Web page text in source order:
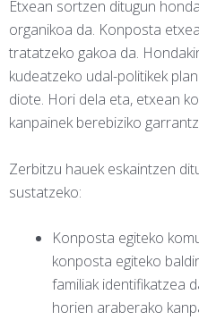
Etxean sortzen ditugun
organikoa da. Konposta
tratatzeko gakoa da.
kudeatzeko udal-politikek
diote. Hori dela eta, etxean
kanpainek berebiziko
Zerbitzu hauek eskaintzen
sustatzeko:
Konposta egiteko
konposta egiteko
familiak identifikatzea
horien araberako